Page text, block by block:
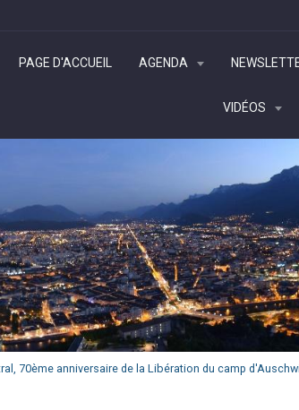
PAGE D'ACCUEIL AGENDA
VIDÉOS
70ème anniversaire de la Libération du camp